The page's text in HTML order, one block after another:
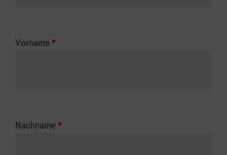
Vorname *
Nachname *